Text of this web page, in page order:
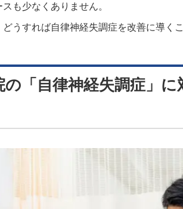
スも少なくありません。
どうすれば自律神経失調症を改善に導く
の「自律神経失調症」